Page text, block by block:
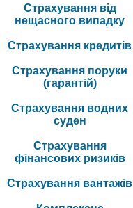
Страхування від
нещасного випадку
Страхування кредитів
Страхування поруки
(гарантій)
Страхування водних
суден
Страхування
фінансових ризиків
Страхування вантажів